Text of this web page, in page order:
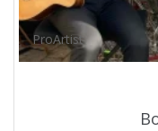
ProArtist